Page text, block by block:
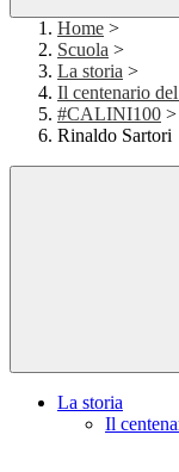
Home >
Scuola >
La storia >
Il centenario
#CALINI100 >
Rinaldo Sartori
La storia
Il